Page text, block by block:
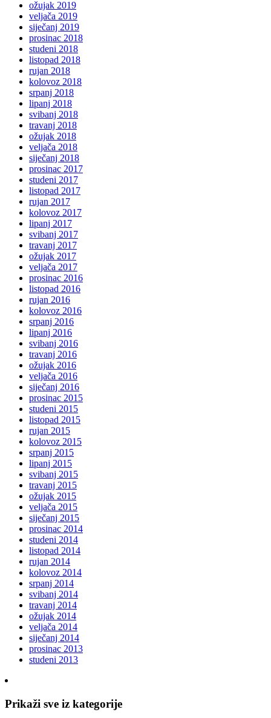
ožujak 2019
veljača 2019
siječanj 2019
prosinac 2018
studeni 2018
listopad 2018
rujan 2018
kolovoz 2018
srpanj 2018
lipanj 2018
svibanj 2018
travanj 2018
ožujak 2018
veljača 2018
siječanj 2018
prosinac 2017
studeni 2017
listopad 2017
rujan 2017
kolovoz 2017
lipanj 2017
svibanj 2017
travanj 2017
ožujak 2017
veljača 2017
prosinac 2016
listopad 2016
rujan 2016
kolovoz 2016
srpanj 2016
lipanj 2016
svibanj 2016
travanj 2016
ožujak 2016
veljača 2016
siječanj 2016
prosinac 2015
studeni 2015
listopad 2015
rujan 2015
kolovoz 2015
srpanj 2015
lipanj 2015
svibanj 2015
travanj 2015
ožujak 2015
veljača 2015
siječanj 2015
prosinac 2014
studeni 2014
listopad 2014
rujan 2014
kolovoz 2014
srpanj 2014
svibanj 2014
travanj 2014
ožujak 2014
veljača 2014
siječanj 2014
prosinac 2013
studeni 2013
Prikaži sve iz kategorije